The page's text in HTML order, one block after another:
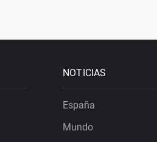
NOTICIAS
España
Mundo